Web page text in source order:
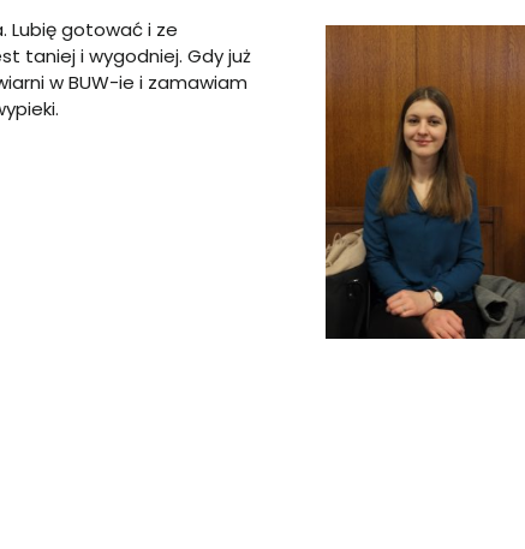
Lubię gotować i ze
taniej i wygodniej. Gdy już
w BUW-ie i zamawiam